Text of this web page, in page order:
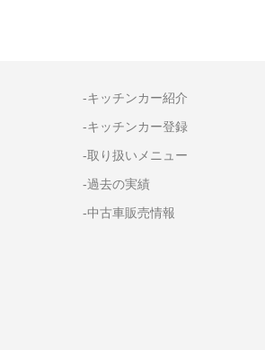
-キッチンカー紹介
-キッチンカー登録
-取り扱いメニュー
-過去の実績
-中古車販売情報